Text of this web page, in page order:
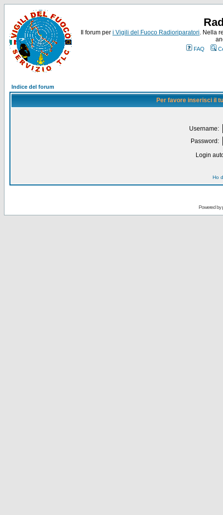
Il forum per i Vigili del Fuoco Radioriparatori. Nella
FAQ
Indice del forum
Per favore inserisci il
Username:
Password:
Login
Ho
Powered by